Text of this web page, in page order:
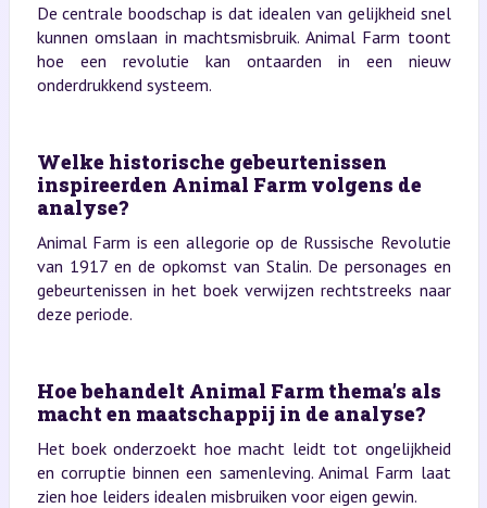
De centrale boodschap is dat idealen van gelijkheid snel
kunnen omslaan in machtsmisbruik. Animal Farm toont
hoe een revolutie kan ontaarden in een nieuw
onderdrukkend systeem.
Welke historische gebeurtenissen
inspireerden Animal Farm volgens de
analyse?
Animal Farm is een allegorie op de Russische Revolutie
van 1917 en de opkomst van Stalin. De personages en
gebeurtenissen in het boek verwijzen rechtstreeks naar
deze periode.
Hoe behandelt Animal Farm thema’s als
macht en maatschappij in de analyse?
Het boek onderzoekt hoe macht leidt tot ongelijkheid
en corruptie binnen een samenleving. Animal Farm laat
zien hoe leiders idealen misbruiken voor eigen gewin.